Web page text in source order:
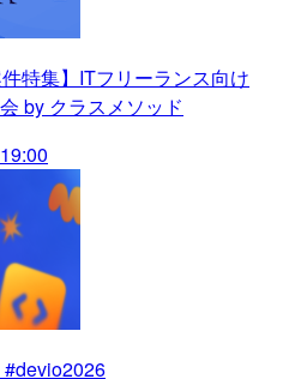
特集】ITフリーランス向け
by クラスメソッド